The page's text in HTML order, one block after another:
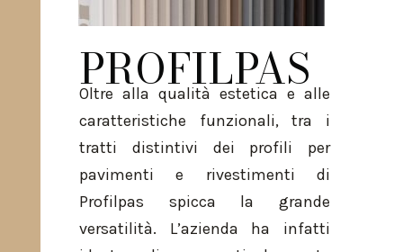
PROFILPAS
Oltre alla qualità estetica e alle
caratteristiche funzionali, tra i
tratti distintivi dei profili per
pavimenti e rivestimenti di
Profilpas spicca la grande
versatilità. L’azienda ha infatti